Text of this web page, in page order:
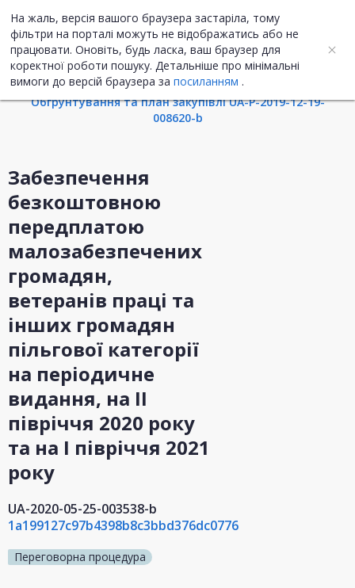
На жаль, версія вашого браузера застаріла, тому
фільтри на порталі можуть не відображатись або не
працювати. Оновіть, будь ласка, ваш браузер для
коректної роботи пошуку. Детальніше про мінімальні
вимоги до версій браузера за посиланням .
UA ENG
Інформація про закупівлю
Обгрунтування та план закупівлі UA-P-2019-12-19-
008620-b
Забезпечення
безкоштовною
передплатою
малозабезпечених
громадян,
ветеранів праці та
інших громадян
пільгової категорії
на періодичне
видання, на ІІ
півріччя 2020 року
та на I півріччя 2021
року
UA-2020-05-25-003538-b
1a199127c97b4398b8c3bbd376dc0776
Переговорна процедура